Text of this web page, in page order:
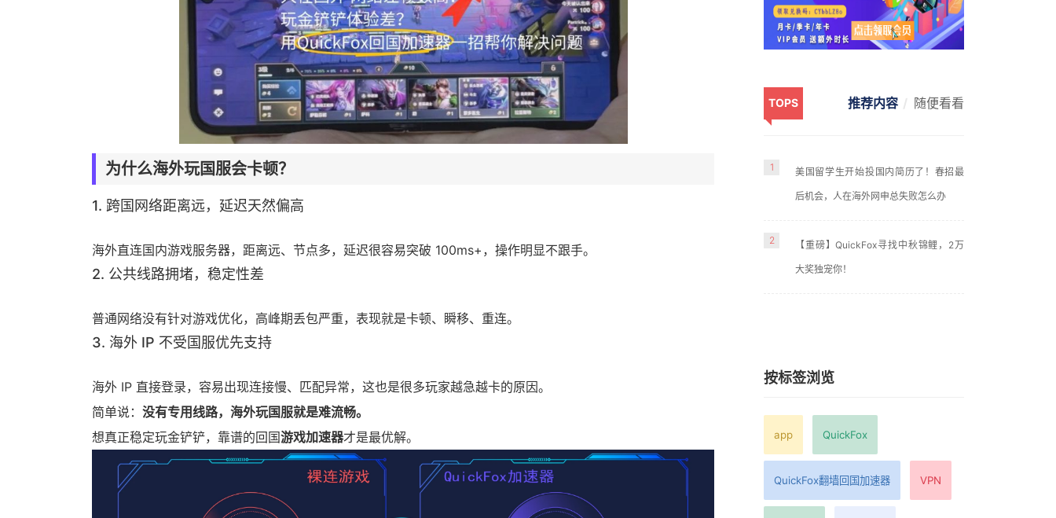
为什么海外玩国服会卡顿？
1. 跨国网络距离远，延迟天然偏高
海外直连国内游戏服务器，距离远、节点多，延迟很容易突破 100ms+，操作明显不跟手。
2. 公共线路拥堵，稳定性差
普通网络没有针对游戏优化，高峰期丢包严重，表现就是卡顿、瞬移、重连。
3. 海外 IP 不受国服优先支持
海外 IP 直接登录，容易出现连接慢、匹配异常，这也是很多玩家越急越卡的原因。
简单说： 没有专用线路，海外玩国服就是难流畅。
想真正稳定玩金铲铲，靠谱的回国游戏加速器才是最优解。
TOPS 推荐内容 随便看看
1 美国留学生开始投国内简历了！春招最
后机会，人在海外网申总失败怎么办
2 【重磅】QuickFox寻找中秋锦鲤，2万
大奖独宠你！
按标签浏览
app QuickFox
QuickFox翻墙回国加速器 VPN